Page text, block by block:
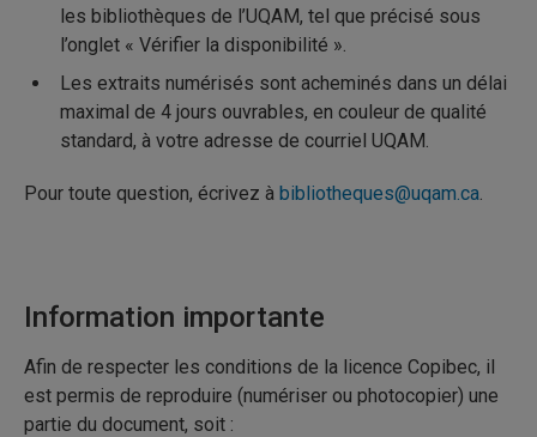
les bibliothèques de l’UQAM, tel que précisé sous
l’onglet « Vérifier la disponibilité ».
Les extraits numérisés sont acheminés dans un délai
maximal de 4 jours ouvrables, en couleur de qualité
standard, à votre adresse de courriel UQAM.
Pour toute question, écrivez à bibliotheques@uqam.ca.
Information importante
Afin de respecter les conditions de la licence Copibec, il
est permis de reproduire (numériser ou photocopier) une
partie du document, soit :